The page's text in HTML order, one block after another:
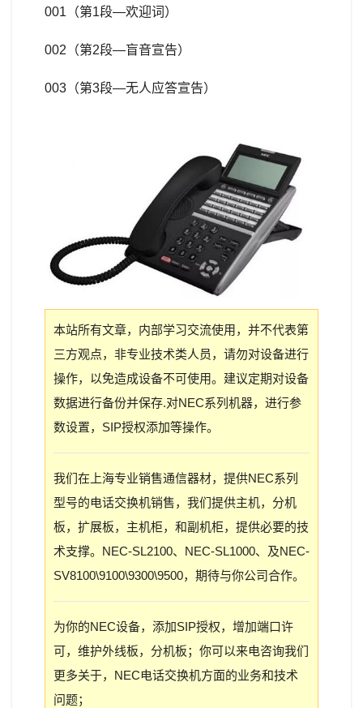
001（第1段—欢迎词）
002（第2段—盲音宣告）
003（第3段—无人应答宣告）
本站所有文章，内部学习交流使用，并不代表第
三方观点，非专业技术类人员，请勿对设备进行
操作，以免造成设备不可使用。建议定期对设备
数据进行备份并保存.对NEC系列机器，进行参
数设置，SIP授权添加等操作。
我们在上海专业销售通信器材，提供NEC系列
型号的电话交换机销售，我们提供主机，分机
板，扩展板，主机柜，和副机柜，提供必要的技
术支撑。NEC-SL2100、NEC-SL1000、及NEC-
SV8100\9100\9300\9500，期待与你公司合作。
为你的NEC设备，添加SIP授权，增加端口许
可，维护外线板，分机板；你可以来电咨询我们
更多关于，NEC电话交换机方面的业务和技术
问题；